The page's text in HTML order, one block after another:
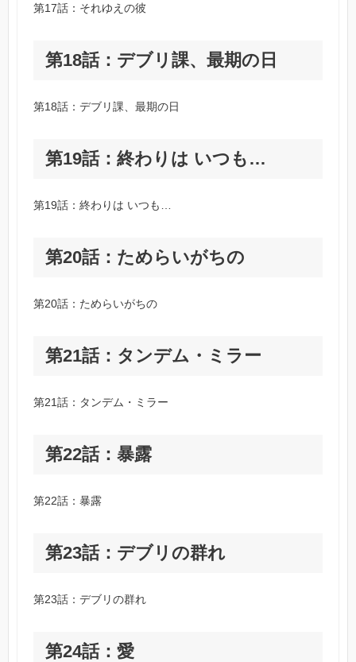
第17話：それゆえの彼
第18話：デブリ課、最期の日
第18話：デブリ課、最期の日
第19話：終わりは いつも…
第19話：終わりは いつも…
第20話：ためらいがちの
第20話：ためらいがちの
第21話：タンデム・ミラー
第21話：タンデム・ミラー
第22話：暴露
第22話：暴露
第23話：デブリの群れ
第23話：デブリの群れ
第24話：愛